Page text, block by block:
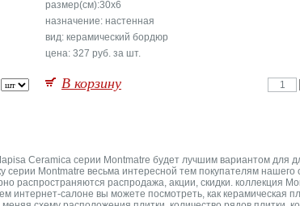
размер(см):30x6
назначение: настенная
вид: керамический бордюр
цена: 327 руб. за шт.
В корзину
Ceramica серии Montmatre будет лучшим вариантом для
серии Montmatre весьма интересной тем покупателям
распространяются распродажа, акции, скидки. коллекция
интернет-салоне вы можете посмотреть, как керамическая